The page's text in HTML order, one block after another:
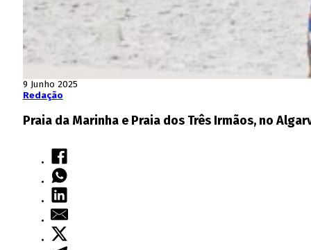
9 Junho 2025
Redação
Praia da Marinha e Praia dos Três Irmãos, no